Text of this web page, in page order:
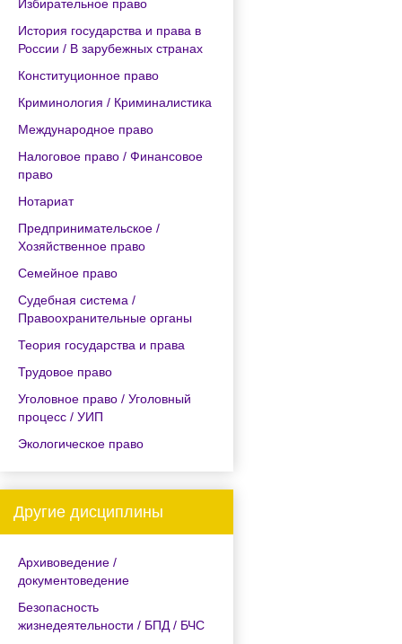
Избирательное право
История государства и права в
России / В зарубежных странах
Конституционное право
Криминология / Криминалистика
Международное право
Налоговое право / Финансовое
право
Нотариат
Предпринимательское /
Хозяйственное право
Семейное право
Судебная система /
Правоохранительные органы
Теория государства и права
Трудовое право
Уголовное право / Уголовный
процесс / УИП
Экологическое право
Другие дисциплины
Архивоведение /
документоведение
Безопасность
жизнедеятельности / БПД / БЧС